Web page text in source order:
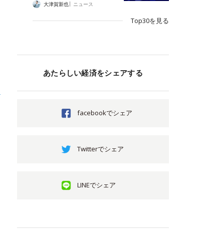
大津賀新也| ニュース
Top30を見る
あたらしい経済をシェアする
facebookでシェア
Twitterでシェア
LINEでシェア